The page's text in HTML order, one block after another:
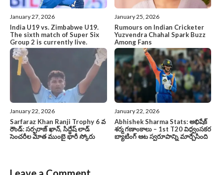
January 27, 2026
India U19 vs. Zimbabwe U19.
The sixth match of Super Six
Group 2 is currently live.
January 25, 2026
Rumours on Indian Cricketer
Yuzvendra Chahal Spark Buzz
Among Fans
January 22, 2026
Sarfaraz Khan Ranji Trophy 6 వ
రౌండ్: సర్ఫరాజ్ ఖాన్, సిద్ధేష్ లాడ్
సెంచరీల మోత ముంబై భారీ స్కోరు
January 22, 2026
Abhishek Sharma Stats: అభిషేక్
శర్మ గణాంకాలు – 1st T20 విధ్వంసకర
బ్యాటింగ్ ఆట స్వరూపాన్ని మార్చేసింది